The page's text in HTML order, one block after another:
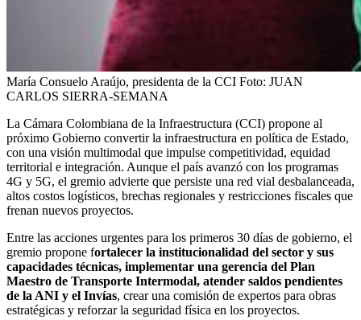
María Consuelo Araújo, presidenta de la CCI Foto: JUAN
CARLOS SIERRA-SEMANA
La Cámara Colombiana de la Infraestructura (CCI) propone al
próximo Gobierno convertir la infraestructura en política de Estado,
con una visión multimodal que impulse competitividad, equidad
territorial e integración. Aunque el país avanzó con los programas
4G y 5G, el gremio advierte que persiste una red vial desbalanceada,
altos costos logísticos, brechas regionales y restricciones fiscales que
frenan nuevos proyectos.
Entre las acciones urgentes para los primeros 30 días de gobierno, el
gremio propone fortalecer la institucionalidad del sector y sus
capacidades técnicas, implementar una gerencia del Plan
Maestro de Transporte Intermodal, atender saldos pendientes
de la ANI y el Invías, crear una comisión de expertos para obras
estratégicas y reforzar la seguridad física en los proyectos.